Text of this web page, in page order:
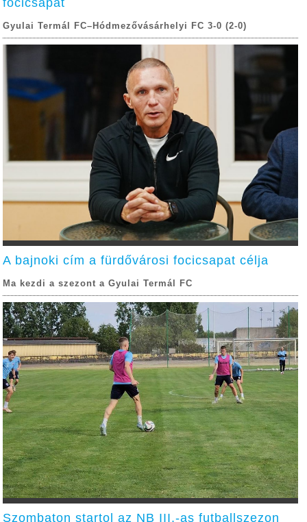
Gyulai Termál FC–Hódmezővásárhelyi FC 3-0 (2-0)
A bajnoki cím a fürdővárosi focicsapat célja
Ma kezdi a szezont a Gyulai Termál FC
Szombaton startol az NB III.-as futballszezon